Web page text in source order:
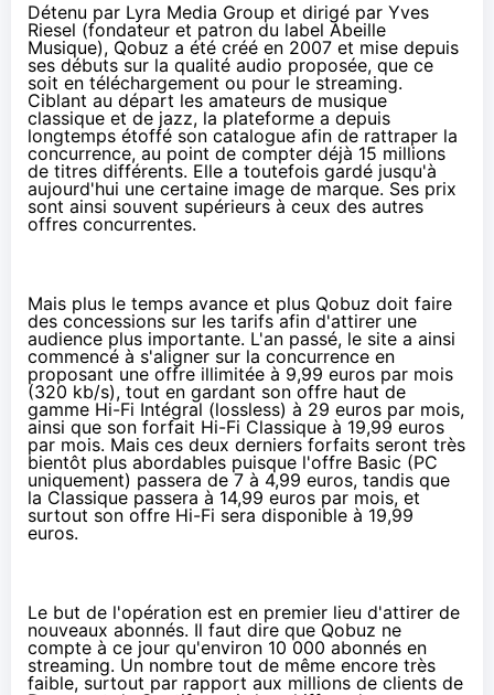
Détenu par Lyra Media Group et dirigé par Yves
Riesel (fondateur et patron du label Abeille
Musique), Qobuz a été créé en 2007 et mise depuis
ses débuts sur la qualité audio proposée, que ce
soit en téléchargement ou pour le streaming.
Ciblant au départ les amateurs de musique
classique et de jazz, la plateforme a depuis
longtemps étoffé son catalogue afin de rattraper la
concurrence, au point de compter déjà 15 millions
de titres différents. Elle a toutefois gardé jusqu'à
aujourd'hui une certaine image de marque. Ses prix
sont ainsi souvent supérieurs à ceux des autres
offres concurrentes.
Mais plus le temps avance et plus Qobuz doit faire
des concessions sur les tarifs afin d'attirer une
audience plus importante. L'an passé, le site a ainsi
commencé à s'aligner sur la concurrence en
proposant une offre illimitée à 9,99 euros par mois
(320 kb/s), tout en gardant son offre haut de
gamme Hi-Fi Intégral (lossless) à 29 euros par mois,
ainsi que son forfait Hi-Fi Classique à 19,99 euros
par mois. Mais ces deux derniers forfaits seront très
bientôt plus abordables puisque l'offre Basic (PC
uniquement) passera de 7 à 4,99 euros, tandis que
la Classique passera à 14,99 euros par mois, et
surtout son offre Hi-Fi sera disponible à 19,99
euros.
Le but de l'opération est en premier lieu d'attirer de
nouveaux abonnés. Il faut dire que Qobuz ne
compte à ce jour qu'environ 10 000 abonnés en
streaming. Un nombre tout de même encore très
faible, surtout par rapport aux millions de clients de